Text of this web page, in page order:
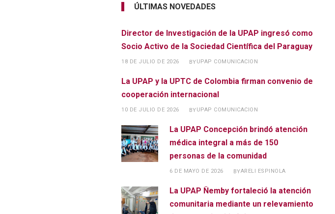
ÚLTIMAS NOVEDADES
Director de Investigación de la UPAP ingresó como
Socio Activo de la Sociedad Científica del Paraguay
18 DE JULIO DE 2026 BYUPAP COMUNICACION
La UPAP y la UPTC de Colombia firman convenio de
cooperación internacional
10 DE JULIO DE 2026 BYUPAP COMUNICACION
La UPAP Concepción brindó atención
médica integral a más de 150
personas de la comunidad
6 DE MAYO DE 2026 BYARELI ESPINOLA
La UPAP Ñemby fortaleció la atención
comunitaria mediante un relevamiento